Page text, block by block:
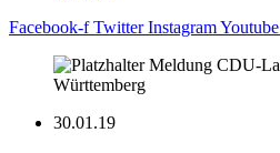
Facebook-f Twitter InstagramYoutube
30.01.19